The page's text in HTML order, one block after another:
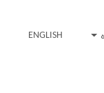
ENGLISH